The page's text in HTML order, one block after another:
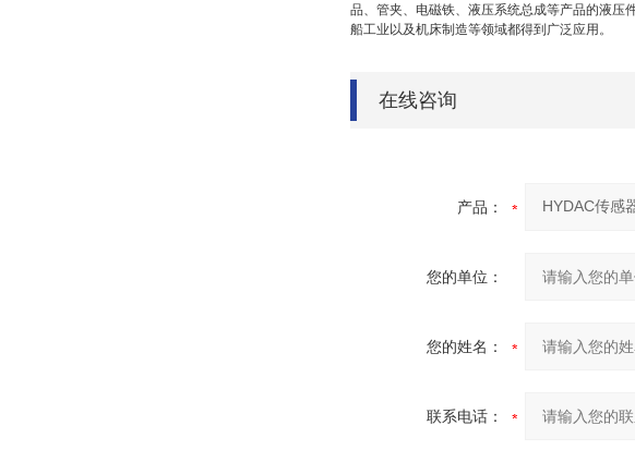
品、管夹、电磁铁、液压系统总成等产品的液压
船工业以及机床制造等领域都得到广泛应用。
在线咨询
产品：
您的单位：
您的姓名：
联系电话：